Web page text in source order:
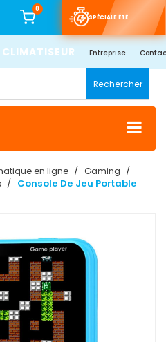
0
SPÉCIALE ÉTÉ
CLIMATISEUR Entreprise
Rechercher
en ligne
Gaming
Console De Jeu Portable